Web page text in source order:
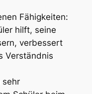
Fähigkeiten:
hilft, seine
verbessert
Verständnis
sehr